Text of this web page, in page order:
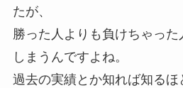
たが、
勝った人よりも負けちゃっ
しまうんですよね。
過去の実績とか知れば知るほ